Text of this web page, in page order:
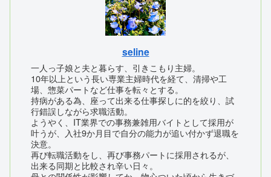
seline
一人っ子娘と夫と暮らす、引きこもり主婦。
10年以上という長い専業主婦時代を経て、清掃や工
場、惣菜パートなど仕事を転々とする。
持病がある為、座って出来る仕事探しに的を絞り、試
行錯誤しながら求職活動。
ようやく、IT業界での事務兼雑用バイトとして採用が
叶うが、入社9か月目で自分の能力が追い付かず退職を
決意。
再び転職活動をし、再び事務パートに採用されるが、
出来る同期と比較され辛い日々。